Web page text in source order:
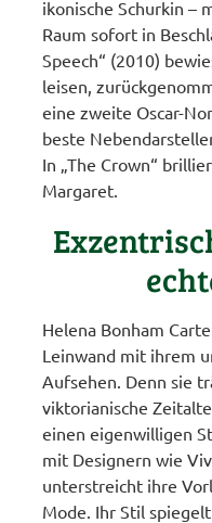
ikonische Schurkin –
Raum sofort in
Speech“ (2010)
leisen,
eine zweite Oscar-
beste
In „The Crown“
Margaret.
Helena Bonham
Leinwand mit ihrem
Aufsehen. Denn sie
viktorianische
einen eigenwilligen
mit Designern wie
unterstreicht ihre
Mode. Ihr Stil